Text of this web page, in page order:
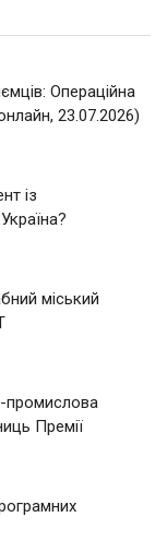
Операційна
23.07.2026)
із
міський
промислова
Премії